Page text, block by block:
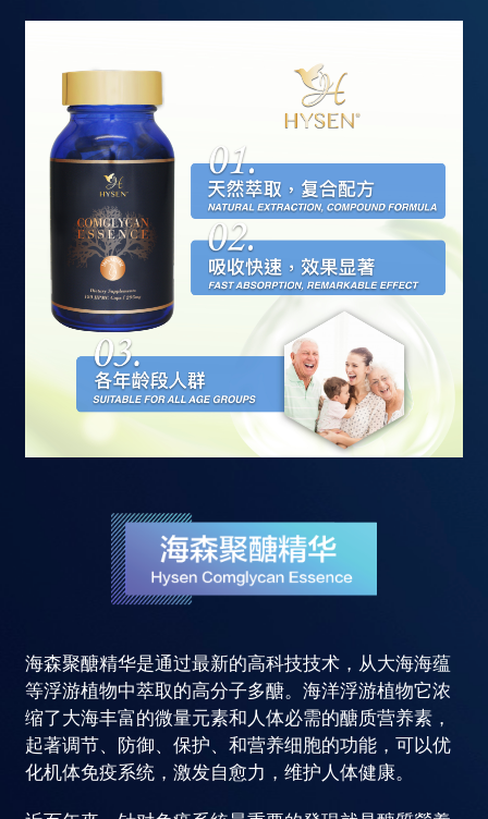
海森聚醣精华是通过最新的高科技技术，从大海海蕴
等浮游植物中萃取的高分子多醣。海洋浮游植物它浓
缩了大海丰富的微量元素和人体必需的醣质营养素，
起著调节、防御、保护、和营养细胞的功能，可以优
化机体免疫系统，激发自愈力，维护人体健康。